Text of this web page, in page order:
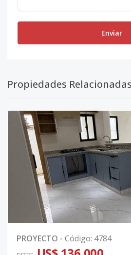
Enviar
Propiedades Relacionadas
PROYECTO - Código: 4784